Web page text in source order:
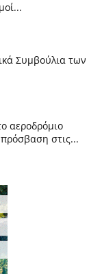
Συμβούλια των
αεροδρόμιο
στις...